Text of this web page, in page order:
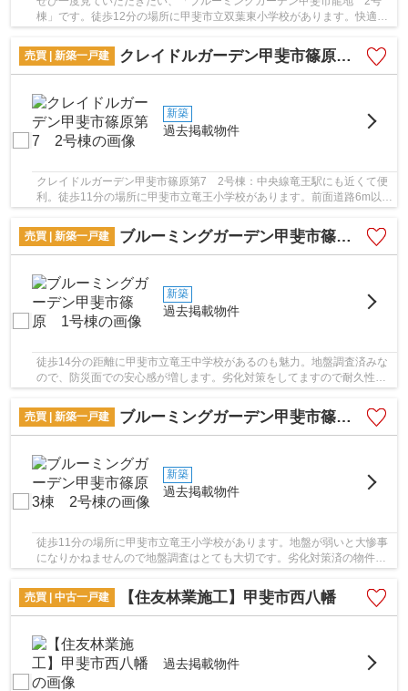
棟」です。徒歩12分の場所に甲斐市立双葉東小学校があります。快適な
室内環境を実現する省エネ対策の等級も高い物件...
売買 | 新築一戸建
クレイドルガーデン甲斐市篠原第7 2号棟
新築
過去掲載物件
クレイドルガーデン甲斐市篠原第7 2号棟：中央線竜王駅にも近くて便
利。徒歩11分の場所に甲斐市立竜王小学校があります。前面道路6m以上
は確保しているので車の出し入れもラクラクで...
売買 | 新築一戸建
ブルーミングガーデン甲斐市篠原 1号棟
新築
過去掲載物件
徒歩14分の距離に甲斐市立竜王中学校があるのも魅力。地盤調査済みな
ので、防災面での安心感が増します。劣化対策をしてますので耐久性の
高い建材を使っています。室内環境まで左右す...
売買 | 新築一戸建
ブルーミングガーデン甲斐市篠原3棟 2号棟
新築
過去掲載物件
徒歩11分の場所に甲斐市立竜王小学校があります。地盤が弱いと大惨事
になりかねませんので地盤調査はとても大切です。劣化対策済の物件で
すので、耐久性が向上しています。安心の前面...
売買 | 中古一戸建
【住友林業施工】甲斐市西八幡
過去掲載物件